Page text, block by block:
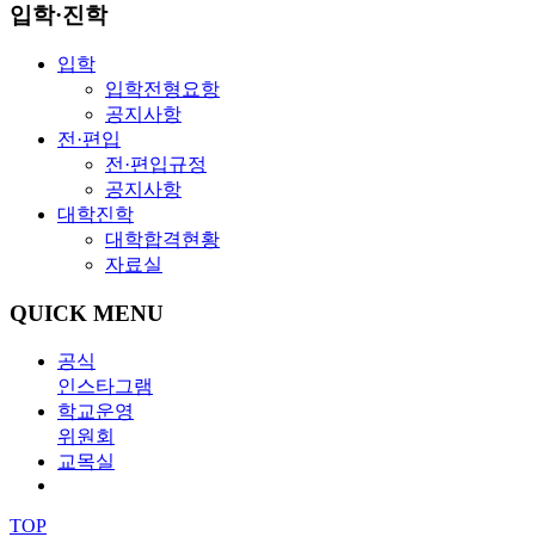
입학·진학
입학
입학전형요항
공지사항
전·편입
전·편입규정
공지사항
대학진학
대학합격현황
자료실
QUICK MENU
공식
인스타그램
학교운영
위원회
교목실
TOP